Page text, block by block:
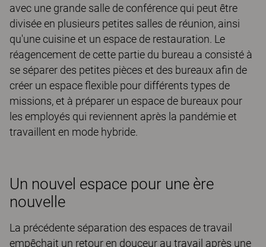
avec une grande salle de conférence qui peut être
divisée en plusieurs petites salles de réunion, ainsi
qu'une cuisine et un espace de restauration. Le
réagencement de cette partie du bureau a consisté à
se séparer des petites pièces et des bureaux afin de
créer un espace flexible pour différents types de
missions, et à préparer un espace de bureaux pour
les employés qui reviennent après la pandémie et
travaillent en mode hybride.
Un nouvel espace pour une ère
nouvelle
La précédente séparation des espaces de travail
empêchait un retour en douceur au travail après une